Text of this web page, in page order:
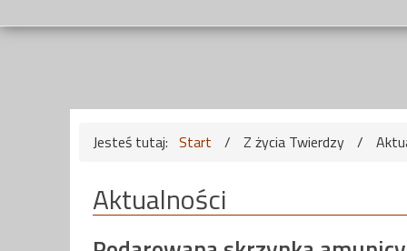
Jesteś tutaj: Start / Z życia Twierdzy /
Aktualności